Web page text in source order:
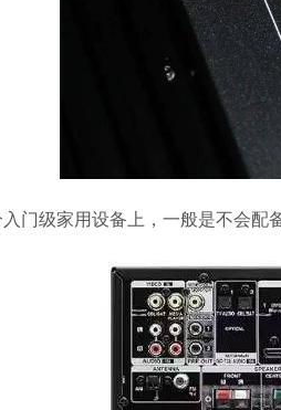
门级家用设备上，一般是不会配